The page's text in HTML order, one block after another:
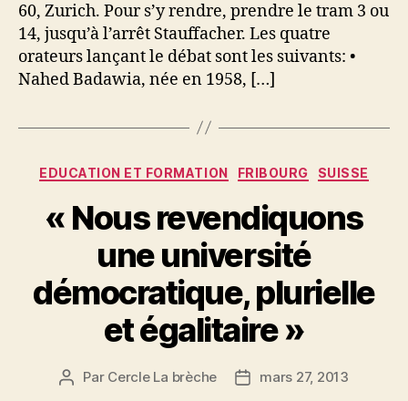
60, Zurich. Pour s’y rendre, prendre le tram 3 ou
14, jusqu’à l’arrêt Stauffacher. Les quatre
orateurs lançant le débat sont les suivants: •
Nahed Badawia, née en 1958, […]
Catégories
EDUCATION ET FORMATION FRIBOURG SUISSE
« Nous revendiquons
une université
démocratique, plurielle
et égalitaire »
Auteur
Par Cercle La brèche
Datemars 27, 2013